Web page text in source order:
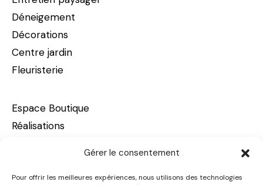
Gérer le consentement
Pour offrir les meilleures expériences, nous utilisons des technologies
a
t
i
o
Déneigement
Décorations
Centre jardin
Fleuristerie
Espace Boutique
Réalisations
Nous joindre